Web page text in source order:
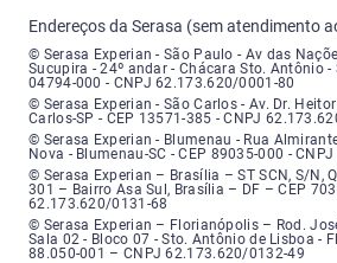
Endereços da Serasa (sem atendimento
Serasa Experian - São Paulo - Endereço:
© Serasa Experian - São Paulo - Av das
Sucupira - 24º andar - Chácara Sto. Antônio -
04794-000 - CNPJ 62.173.620/0001-80
Serasa Experian - São Carlos - Endereço:
© Serasa Experian - São Carlos - Av. Dr.
Carlos-SP - CEP 13571-385 - CNPJ
Serasa Experian - Blumenau - Endereço:
© Serasa Experian - Blumenau - Rua
Nova - Blumenau-SC - CEP 89035-000 -
Serasa Experian - Brasília, Endereço: Setor
© Serasa Experian – Brasília – ST SCN, S/N,
301 – Bairro Asa Sul, Brasília – DF – CEP
62.173.620/0131-68
Serasa Experian - Florianópolis, Endereço:
© Serasa Experian – Florianópolis – Rod.
Sala 02 - Bloco 07 - Sto. Antônio de Lisboa -
88.050-001 – CNPJ 62.173.620/0132-49